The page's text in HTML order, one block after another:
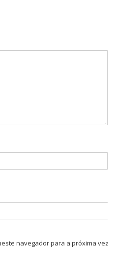
navegador para a próxima vez